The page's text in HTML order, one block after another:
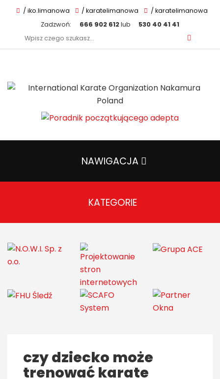
/ iko.limanowa / karatelimanowa
/ karatelimanowa
Zadzwoń:
666 902 612lub
530 40 41 41
Szukaj:
NAWIGACJA
KATEGORIE
czy dziecko może
trenować karate